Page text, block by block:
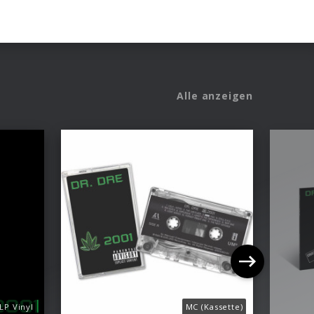
Alle anzeigen
Vinyl MC (Kassette)